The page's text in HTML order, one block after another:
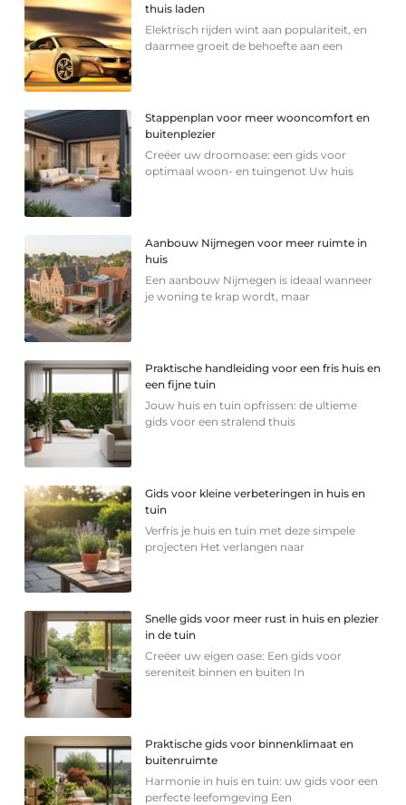
thuis laden
Elektrisch rijden wint aan populariteit, en
daarmee groeit de behoefte aan een
Stappenplan voor meer wooncomfort en
buitenplezier
Creëer uw droomoase: een gids voor
optimaal woon- en tuingenot Uw huis
Aanbouw Nijmegen voor meer ruimte in
huis
Een aanbouw Nijmegen is ideaal wanneer
je woning te krap wordt, maar
Praktische handleiding voor een fris huis en
een fijne tuin
Jouw huis en tuin opfrissen: de ultieme
gids voor een stralend thuis
Gids voor kleine verbeteringen in huis en
tuin
Verfris je huis en tuin met deze simpele
projecten Het verlangen naar
Snelle gids voor meer rust in huis en plezier
in de tuin
Creëer uw eigen oase: Een gids voor
sereniteit binnen en buiten In
Praktische gids voor binnenklimaat en
buitenruimte
Harmonie in huis en tuin: uw gids voor een
perfecte leefomgeving Een